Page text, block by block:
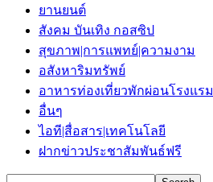
ยานยนต์
สังคม บันเทิง กอสซิป
สุขภาพ|การแพทย์|ความงาม
อสังหาริมทรัพย์
อาหารท่องเที่ยวพักผ่อนโรงแรม
อื่นๆ
ไอที|สื่อสาร|เทคโนโลยี
ฝากข่าวประชาสัมพันธ์ฟรี